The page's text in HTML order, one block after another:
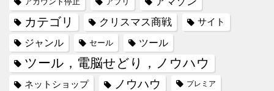
カテゴリ クリスマス商戦 サイト
ジャンル セール ツール
ツール，電脳せどり，ノウハウ
ネットショップ ノウハウ プレミア